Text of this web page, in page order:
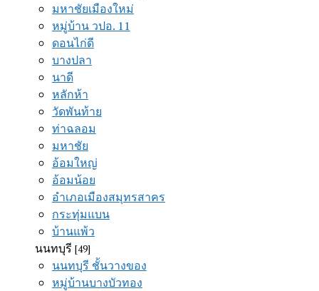
มหาชัยเมืองใหม่
หมู่บ้าน วปอ. 11
ดอนไก่ดี
บางปลา
นาดี
หลักห้า
วัดพันท้าย
ท่าฉลอม
มหาชัย
อ้อมใหญ่
อ้อมน้อย
อำเภอเมืองสมุทรสาคร
กระทุ่มแบน
บ้านแพ้ว
นนทบุรี [49]
นนทบุรี ชั้นวางของ
หมู่บ้านบางบัวทอง